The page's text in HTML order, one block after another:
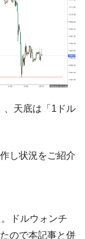
規模のAIデ
ETFの清算は
落で200兆蒸
通報しようキ
久性「なさす
をターゲット
衆国企業に対
、天底は「1ドル
し状況をご紹介
ドルウォンチ
ので本記事と併